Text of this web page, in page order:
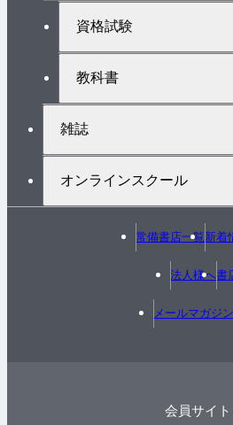
資格試験
教科書
雑誌
オンラインスクール
常備書店一覧新着
法人様へ書
メールマガジ
会員サイト